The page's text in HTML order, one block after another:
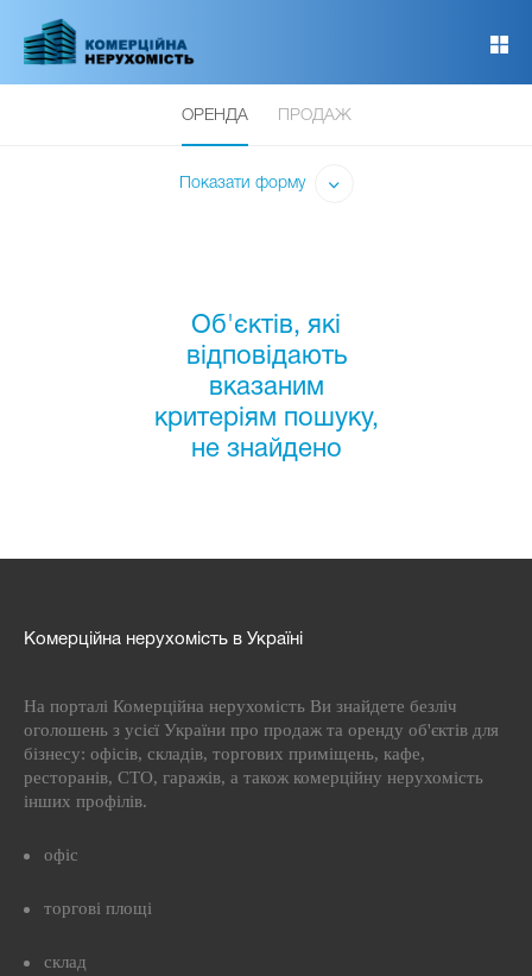
основного
ОРЕНДА ПРОДАЖ
Показати форму
Об'єктів, які
відповідають
вказаним
критеріям пошуку,
не знайдено
Комерційна нерухомість в Україні
На порталі Комерційна нерухомість Ви знайдете безліч
оголошень з усієї України про продаж та оренду об'єктів для
бізнесу: офісів, складів, торгових приміщень, кафе,
ресторанів, СТО, гаражів, а також комерційну нерухомість
інших профілів.
офіс
торгові площі
склад